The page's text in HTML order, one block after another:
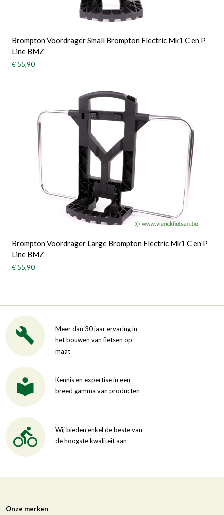
Brompton Voordrager Small Brompton Electric Mk1 C en P
Line BMZ
€ 55,90
Brompton Voordrager Large Brompton Electric Mk1 C en P
Line BMZ
€ 55,90
Meer dan 30 jaar ervaring in
het bouwen van fietsen op
maat
Kennis en expertise in een
breed gamma van producten
Wij bieden enkel de beste van
de hoogste kwaliteit aan
Onze merken